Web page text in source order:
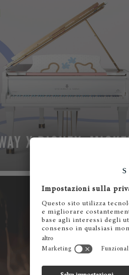
X DISNEY: